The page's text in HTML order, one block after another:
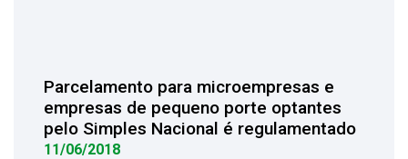
Parcelamento para microempresas e
empresas de pequeno porte optantes
pelo Simples Nacional é regulamentado
11/06/2018